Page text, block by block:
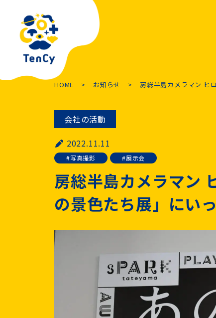
HOME お知らせ 房総半島カメラマン ヒ
会社の活動
2022.11.11
写真撮影 展示会
房総半島カメラマン
の景色たち展」にい